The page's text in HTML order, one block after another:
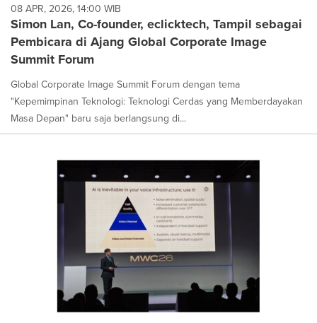
08 APR, 2026, 14:00 WIB
Simon Lan, Co-founder, eclicktech, Tampil sebagai
Pembicara di Ajang Global Corporate Image
Summit Forum
Global Corporate Image Summit Forum dengan tema
"Kepemimpinan Teknologi: Teknologi Cerdas yang Memberdayakan
Masa Depan" baru saja berlangsung di...